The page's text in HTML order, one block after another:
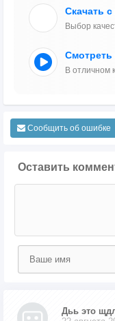
Скачать
Выбор
Смотреть
В отличном
Сообщить об ошибке
Оставить
Дьь это